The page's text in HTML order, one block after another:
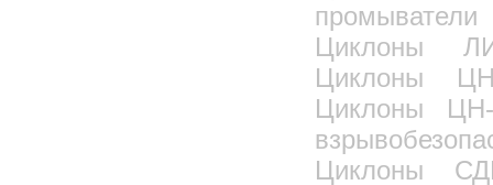
Циклоны
Циклоны
Циклоны
Циклоны